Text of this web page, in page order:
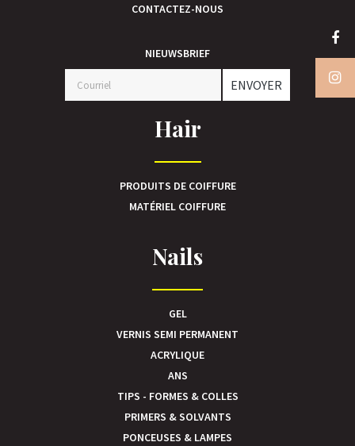
CONTACTEZ-NOUS
NIEUWSBRIEF
ENVOYER
Hair
PRODUITS DE COIFFURE
MATÉRIEL COIFFURE
Nails
GEL
VERNIS SEMI PERMANENT
ACRYLIQUE
ANS
TIPS - FORMES & COLLES
PRIMERS & SOLVANTS
PONCEUSES & LAMPES